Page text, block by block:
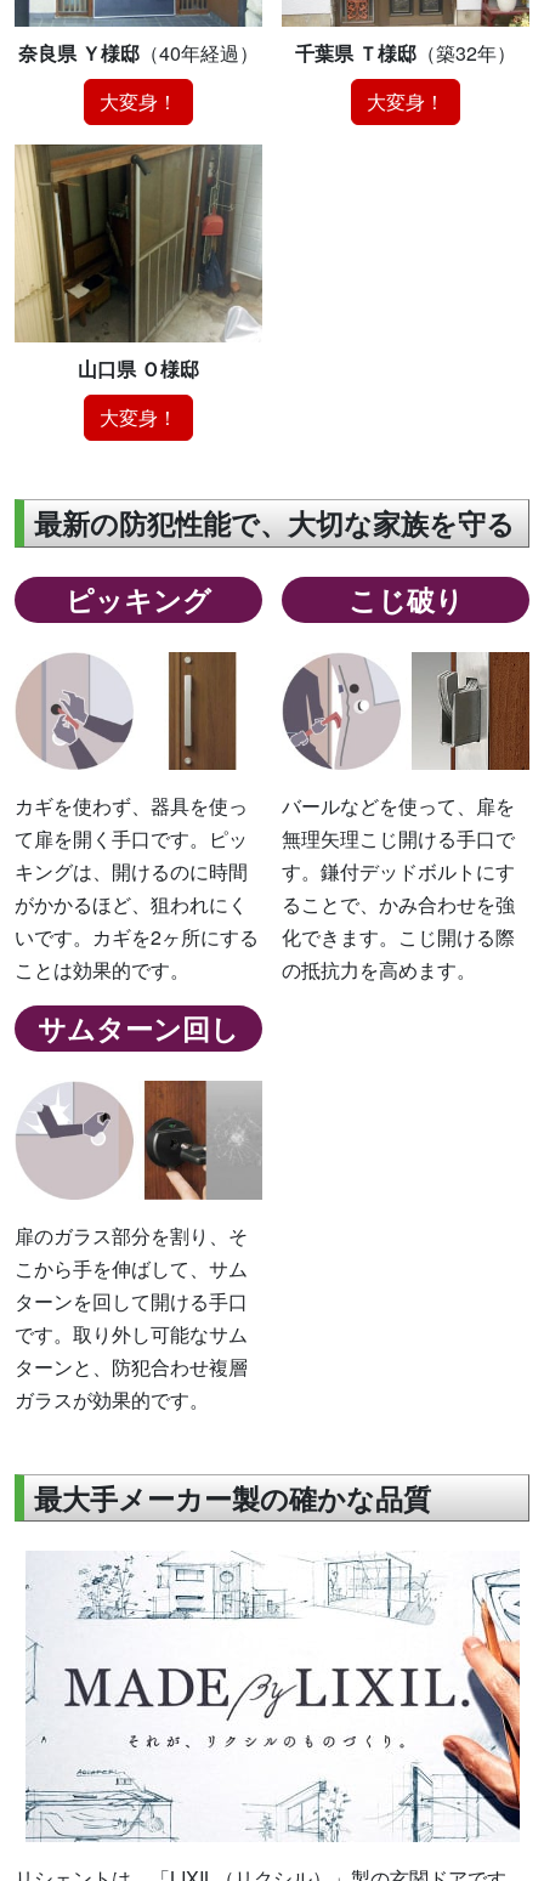
奈良県 Ｙ様邸 （40年経過）
大変身！
千葉県 Ｔ様邸 （築32年）
大変身！
山口県 Ｏ様邸
大変身！
最新の防犯性能で、大切な家族を守る
ピッキング
カギを使わず、器具を使っ
て扉を開く手口です。ピッ
キングは、開けるのに時間
がかかるほど、狙われにく
いです。カギを2ヶ所にする
ことは効果的です。
こじ破り
バールなどを使って、扉を
無理矢理こじ開ける手口で
す。鎌付デッドボルトにす
ることで、かみ合わせを強
化できます。こじ開ける際
の抵抗力を高めます。
サムターン回し
扉のガラス部分を割り、そ
こから手を伸ばして、サム
ターンを回して開ける手口
です。取り外し可能なサム
ターンと、防犯合わせ複層
ガラスが効果的です。
最大手メーカー製の確かな品質